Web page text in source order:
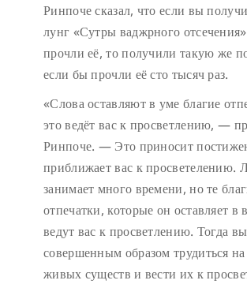
Ринпоче сказал, что если вы
лунг «Сутры ваджрного
прочли её, то получили такую же
если бы прочли её сто тысяч раз.
«Слова оставляют в уме благие
это ведёт вас к просветлению, —
Ринпоче. — Это приносит
приближает вас к просветелению.
занимает много времени, но те
отпечатки, которые он оставляет в
ведут вас к просветлению. Тогда
совершенным образом трудиться на
живых существ и вести их к